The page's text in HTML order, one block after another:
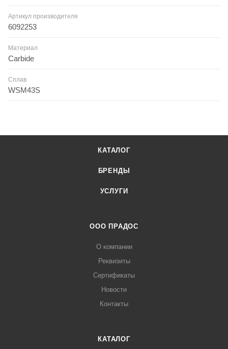
Артикул производителя
6092253
Материал
Carbide
Сплав
WSM43S
КАТАЛОГ
БРЕНДЫ
УСЛУГИ
ООО ПРАДОС
О компании
Реквизиты
Сертификаты
Новости
Контакты
КАТАЛОГ